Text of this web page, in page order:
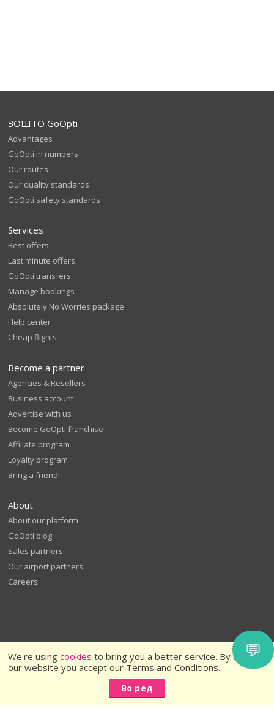
We're usingcookies to bring you a better service. By using
our website you accept our Terms and Conditions.
Во ред
ЗОШТО GoOpti
Advantages
GoOpti in numbers
Our routes
Our quality standards
GoOpti safety standards
Services
Best offers
Last minute offers
GoOpti transfers
Manage bookings
Absolutely No Worries package
Help center
Cheap flights
Become a partner
Agencies & Resellers
Business account
Advertise with us
Become GoOpti franchise
Affiliate program
Loyalty program
Bring a friend!
About
About our platform
GoOpti blog
Sales partners
Our airport partners
Careers
© 2026 GoOpti International
GoOpti Terms and Conditions
💬